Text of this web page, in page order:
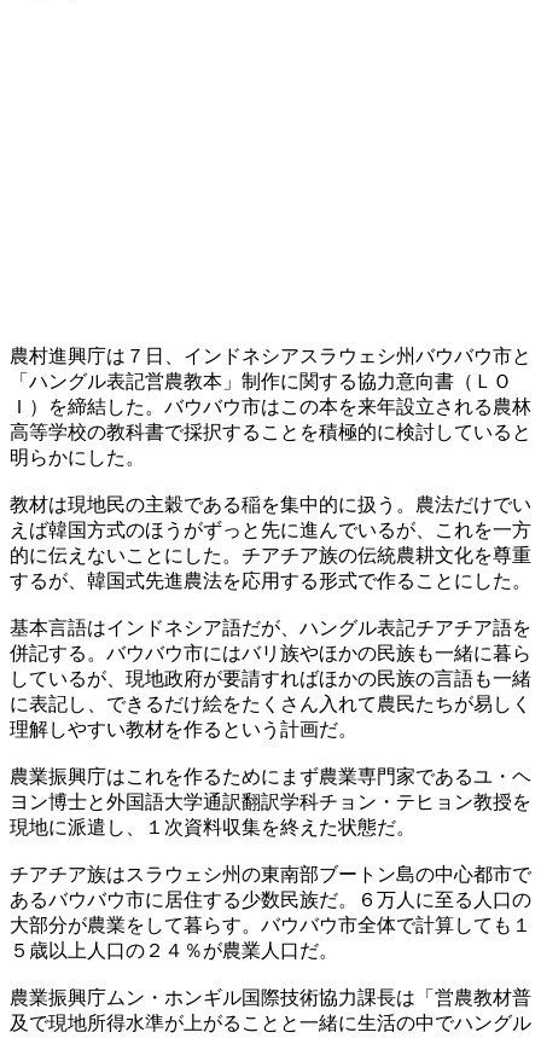
農村進興庁は７日、インドネシアスラウェシ州バウバウ市と
「ハングル表記営農教本」制作に関する協力意向書（ＬＯ
Ｉ）を締結した。バウバウ市はこの本を来年設立される農林
高等学校の教科書で採択することを積極的に検討していると
明らかにした。
教材は現地民の主穀である稲を集中的に扱う。農法だけでい
えば韓国方式のほうがずっと先に進んでいるが、これを一方
的に伝えないことにした。チアチア族の伝統農耕文化を尊重
するが、韓国式先進農法を応用する形式で作ることにした。
基本言語はインドネシア語だが、ハングル表記チアチア語を
併記する。バウバウ市にはバリ族やほかの民族も一緒に暮ら
しているが、現地政府が要請すればほかの民族の言語も一緒
に表記し、できるだけ絵をたくさん入れて農民たちが易しく
理解しやすい教材を作るという計画だ。
農業振興庁はこれを作るためにまず農業専門家であるユ・ヘ
ヨン博士と外国語大学通訳翻訳学科チョン・テヒョン教授を
現地に派遣し、１次資料収集を終えた状態だ。
チアチア族はスラウェシ州の東南部ブートン島の中心都市で
あるバウバウ市に居住する少数民族だ。６万人に至る人口の
大部分が農業をして暮らす。バウバウ市全体で計算しても１
５歳以上人口の２４％が農業人口だ。
農業振興庁ムン・ホンギル国際技術協力課長は「営農教材普
及で現地所得水準が上がることと一緒に生活の中でハングル